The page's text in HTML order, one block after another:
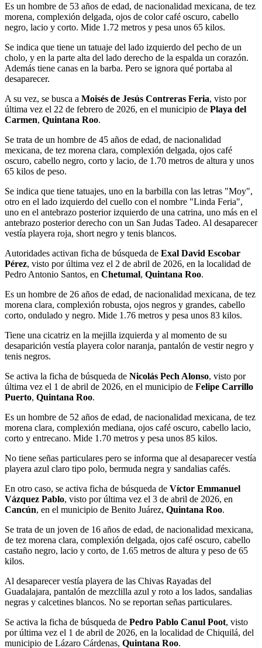
Es un hombre de 53 años de edad, de nacionalidad mexicana, de tez
morena, complexión delgada, ojos de color café oscuro, cabello
negro, lacio y corto. Mide 1.72 metros y pesa unos 65 kilos.
Se indica que tiene un tatuaje del lado izquierdo del pecho de un
cholo, y en la parte alta del lado derecho de la espalda un corazón.
Además tiene canas en la barba. Pero se ignora qué portaba al
desaparecer.
A su vez, se busca a Moisés de Jesús Contreras Feria, visto por
última vez el 22 de febrero de 2026, en el municipio de Playa del
Carmen, Quintana Roo.
Se trata de un hombre de 45 años de edad, de nacionalidad
mexicana, de tez morena clara, complexión delgada, ojos café
oscuro, cabello negro, corto y lacio, de 1.70 metros de altura y unos
65 kilos de peso.
Se indica que tiene tatuajes, uno en la barbilla con las letras "Moy",
otro en el lado izquierdo del cuello con el nombre "Linda Feria",
uno en el antebrazo posterior izquierdo de una catrina, uno más en el
antebrazo posterior derecho con un San Judas Tadeo. Al desaparecer
vestía playera roja, short negro y tenis blancos.
Autoridades activan ficha de búsqueda de Exal David Escobar
Pérez, visto por última vez el 2 de abril de 2026, en la localidad de
Pedro Antonio Santos, en Chetumal, Quintana Roo.
Es un hombre de 26 años de edad, de nacionalidad mexicana, de tez
morena clara, complexión robusta, ojos negros y grandes, cabello
corto, ondulado y negro. Mide 1.76 metros y pesa unos 83 kilos.
Tiene una cicatriz en la mejilla izquierda y al momento de su
desaparición vestía playera color naranja, pantalón de vestir negro y
tenis negros.
Se activa la ficha de búsqueda de Nicolás Pech Alonso, visto por
última vez el 1 de abril de 2026, en el municipio de Felipe Carrillo
Puerto, Quintana Roo.
Es un hombre de 52 años de edad, de nacionalidad mexicana, de tez
morena clara, complexión mediana, ojos café oscuro, cabello lacio,
corto y entrecano. Mide 1.70 metros y pesa unos 85 kilos.
No tiene señas particulares pero se informa que al desaparecer vestía
playera azul claro tipo polo, bermuda negra y sandalias cafés.
En otro caso, se activa ficha de búsqueda de Víctor Emmanuel
Vázquez Pablo, visto por última vez el 3 de abril de 2026, en
Cancún, en el municipio de Benito Juárez, Quintana Roo.
Se trata de un joven de 16 años de edad, de nacionalidad mexicana,
de tez morena clara, complexión delgada, ojos café oscuro, cabello
castaño negro, lacio y corto, de 1.65 metros de altura y peso de 65
kilos.
Al desaparecer vestía playera de las Chivas Rayadas del
Guadalajara, pantalón de mezclilla azul y roto a los lados, sandalias
negras y calcetines blancos. No se reportan señas particulares.
Se activa la ficha de búsqueda de Pedro Pablo Canul Poot, visto
por última vez el 1 de abril de 2026, en la localidad de Chiquilá, del
municipio de Lázaro Cárdenas, Quintana Roo.